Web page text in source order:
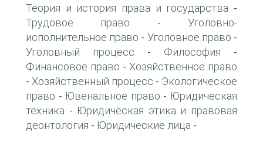
Теория и история права и государства -
Трудовое право -Уголовно-
исполнительное право - Уголовное право -
Уголовный процесс - Философия -
Финансовое право - Хозяйственное право
- Хозяйственный процесс - Экологическое
право - Ювенальное право - Юридическая
техника - Юридическая этика и правовая
деонтология - Юридические лица -